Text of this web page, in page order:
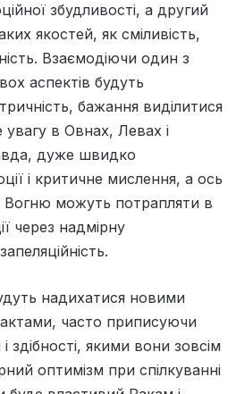
збудливості, а другий
якостей, як сміливість,
Взаємодіючи один з
аспектів будуть
бажання виділитися
увагу в Овнах, Левах і
дуже швидко
і критичне мислення, а ось
Вогню можуть потрапляти в
через надмірну
надихатися новими
часто приписуючи
здібності, якими вони зовсім
оптимізм при спілкуванні